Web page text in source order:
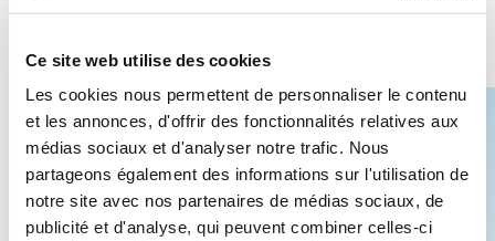
Ce site web utilise des cookies
Les cookies nous permettent de personnaliser le contenu
et les annonces, d'offrir des fonctionnalités relatives aux
médias sociaux et d'analyser notre trafic. Nous
partageons également des informations sur l'utilisation de
notre site avec nos partenaires de médias sociaux, de
publicité et d'analyse, qui peuvent combiner celles-ci